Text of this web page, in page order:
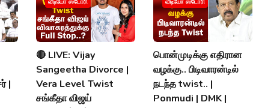
|
🔴 LIVE: Vijay
Sangeetha Divorce |
Vera Level Twist
சங்கீதா விஜய்
பொன்முடிக்கு எதிரான
வழக்கு.. பிடிவாரன்டில்
நடந்த twist.. |
Ponmudi | DMK |